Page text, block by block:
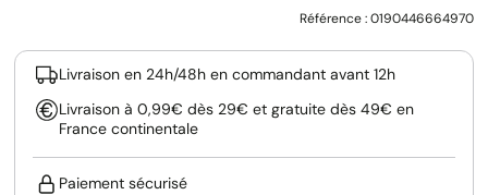
Référence :0190446664970
Livraison en 24h/48h en commandant avant 12h
Livraison à 0,99€ dès 29€ et gratuite dès 49€ en
France continentale
Paiement sécurisé